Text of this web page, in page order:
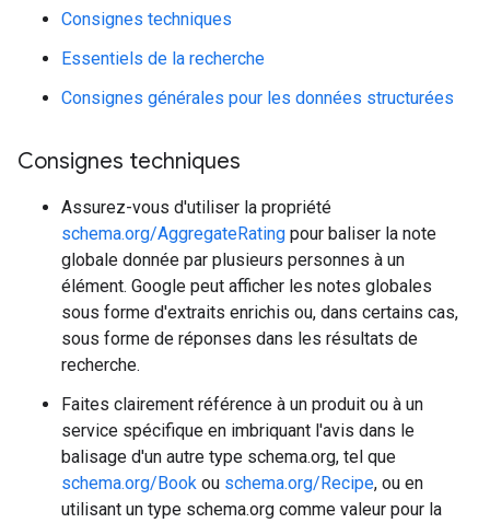
Consignes techniques
Essentiels de la recherche
Consignes générales pour les données structurées
Consignes techniques
Assurez-vous d'utiliser la propriété
schema.org/AggregateRating pour baliser la note
globale donnée par plusieurs personnes à un
élément. Google peut afficher les notes globales
sous forme d'extraits enrichis ou, dans certains cas,
sous forme de réponses dans les résultats de
recherche.
Faites clairement référence à un produit ou à un
service spécifique en imbriquant l'avis dans le
balisage d'un autre type schema.org, tel que
schema.org/Book ou schema.org/Recipe, ou en
utilisant un type schema.org comme valeur pour la